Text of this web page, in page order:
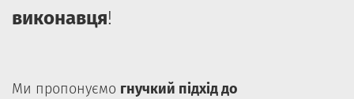
виконавця!
Ми пропонуємо гнучкий підхід до